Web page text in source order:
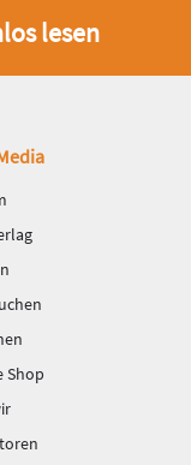
lesen
Shop